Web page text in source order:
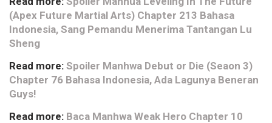
(Apex Future Martial Arts) Chapter 213 Bahasa
Indonesia, Sang Pemandu Menerima Tantangan Lu
Sheng
Read more: Spoiler Manhwa Debut or Die (Seaon 3)
Chapter 76 Bahasa Indonesia, Ada Lagunya Beneran
Guys!
Read more: Baca Manhwa Weak Hero Chapter 10